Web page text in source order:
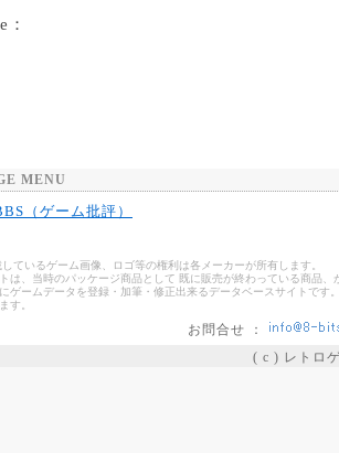
：
MENU
（ゲーム批評）
ているゲーム画像、ロゴ等の権利は各メーカーが所有します。
は、当時のパッケージ商品として 既に販売が終わっている商品
ゲームデータを登録・加筆・修正出来るデータベースサイトで
す。
お問合せ ：
( c ) レトロ